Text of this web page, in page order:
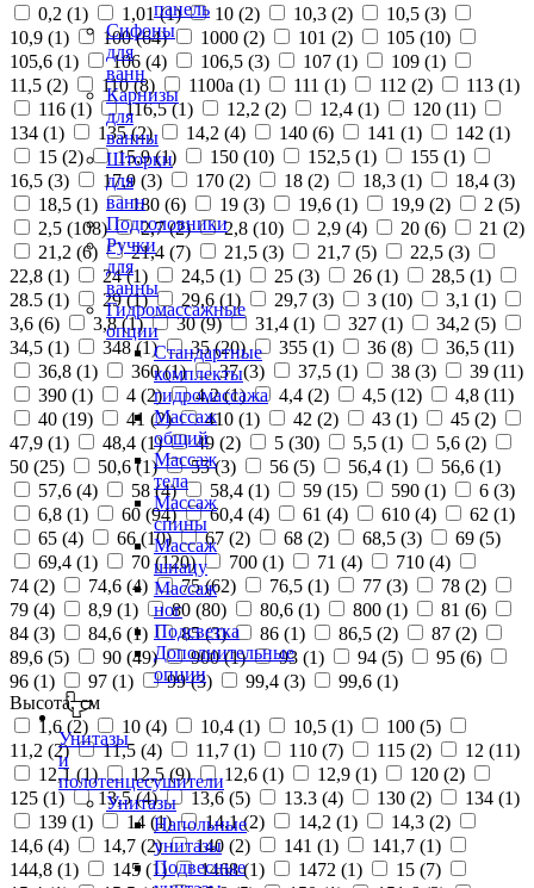
панель
Сифоны
для
ванн
Карнизы
для
ванны
Шторки
для
ванн
Подголовники
Ручки
для
ванны
Гидромассажные
опции
Стандартные
комплекты
гидромассажа
Массаж
общий
Массаж
тела
Массаж
спины
Массаж
шиацу
Массаж
ног
Подсветка
Дополнительные
опции
Унитазы
и
полотенцесушители
Унитазы
Напольные
унитазы
Подвесные
0,2 (1) 1,01 (1) 10 (2) 10,3 (2) 10,5 (3)
10,9 (1) 100 (64) 1000 (2) 101 (2) 105 (10)
105,6 (1) 106 (4) 106,5 (3) 107 (1) 109 (1)
11,5 (2) 110 (8) 1100а (1) 111 (1) 112 (2) 113 (1)
116 (1) 116,5 (1) 12,2 (2) 12,4 (1) 120 (11)
134 (1) 135 (2) 14,2 (4) 140 (6) 141 (1) 142 (1)
15 (2) 15,9 (1) 150 (10) 152,5 (1) 155 (1)
16,5 (3) 17,9 (3) 170 (2) 18 (2) 18,3 (1) 18,4 (3)
18,5 (1) 180 (6) 19 (3) 19,6 (1) 19,9 (2) 2 (5)
2,5 (108) 2,7 (2) 2,8 (10) 2,9 (4) 20 (6) 21 (2)
21,2 (6) 21,4 (7) 21,5 (3) 21,7 (5) 22,5 (3)
22,8 (1) 24 (1) 24,5 (1) 25 (3) 26 (1) 28,5 (1)
28.5 (1) 29 (1) 29,6 (1) 29,7 (3) 3 (10) 3,1 (1)
3,6 (6) 3,8 (1) 30 (9) 31,4 (1) 327 (1) 34,2 (5)
34,5 (1) 348 (1) 35 (20) 355 (1) 36 (8) 36,5 (11)
36,8 (1) 360 (1) 37 (3) 37,5 (1) 38 (3) 39 (11)
390 (1) 4 (2) 4,2 (1) 4,4 (2) 4,5 (12) 4,8 (11)
40 (19) 41 (2) 410 (1) 42 (2) 43 (1) 45 (2)
47,9 (1) 48,4 (1) 49 (2) 5 (30) 5,5 (1) 5,6 (2)
50 (25) 50,6 (1) 55 (3) 56 (5) 56,4 (1) 56,6 (1)
57,6 (4) 58 (4) 58,4 (1) 59 (15) 590 (1) 6 (3)
6,8 (1) 60 (94) 60,4 (4) 61 (4) 610 (4) 62 (1)
65 (4) 66 (10) 67 (2) 68 (2) 68,5 (3) 69 (5)
69,4 (1) 70 (120) 700 (1) 71 (4) 710 (4)
74 (2) 74,6 (4) 75 (62) 76,5 (1) 77 (3) 78 (2)
79 (4) 8,9 (1) 80 (80) 80,6 (1) 800 (1) 81 (6)
84 (3) 84,6 (1) 85 (3) 86 (1) 86,5 (2) 87 (2)
89,6 (5) 90 (49) 900 (1) 93 (1) 94 (5) 95 (6)
96 (1) 97 (1) 99 (3) 99,4 (3) 99,6 (1)
Высота, см
1,6 (2) 10 (4) 10,4 (1) 10,5 (1) 100 (5)
11,2 (2) 11,5 (4) 11,7 (1) 110 (7) 115 (2) 12 (11)
12,1 (1) 12,5 (9) 12,6 (1) 12,9 (1) 120 (2)
125 (1) 13,5 (4) 13,6 (5) 13.3 (4) 130 (2) 134 (1)
139 (1) 14 (1) 14,1 (2) 14,2 (1) 14,3 (2)
14,6 (4) 14,7 (2) 140 (2) 141 (1) 141,7 (1)
144,8 (1) 145 (1) 1468 (1) 1472 (1) 15 (7)